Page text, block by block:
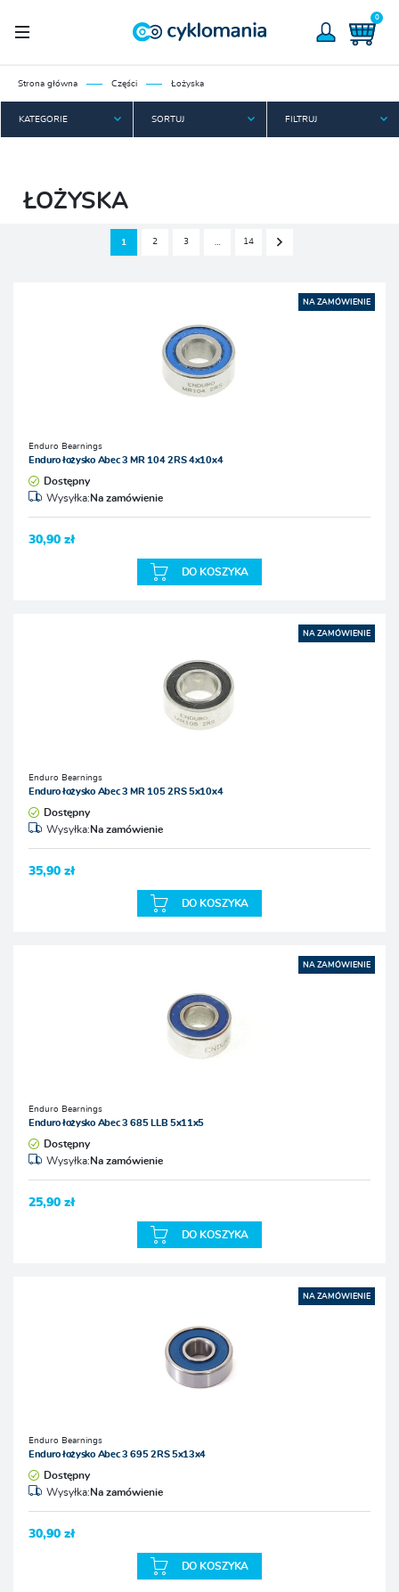
0
Strona główna Części Łożyska
KATEGORIE SORTUJ FILTRUJ
ŁOŻYSKA
1 2 3 14
NA ZAMÓWIENIE
Enduro Bearnings
Enduro łożysko Abec 3 MR 104 2RS 4x10x4
Dostępny
Wysyłka:Na zamówienie
30,90 zł
DO KOSZYKA
NA ZAMÓWIENIE
Enduro Bearnings
Enduro łożysko Abec 3 MR 105 2RS 5x10x4
Dostępny
Wysyłka:Na zamówienie
35,90 zł
DO KOSZYKA
NA ZAMÓWIENIE
Enduro Bearnings
Enduro łożysko Abec 3 685 LLB 5x11x5
Dostępny
Wysyłka:Na zamówienie
25,90 zł
DO KOSZYKA
NA ZAMÓWIENIE
Enduro Bearnings
Enduro łożysko Abec 3 695 2RS 5x13x4
Dostępny
Wysyłka:Na zamówienie
30,90 zł
DO KOSZYKA